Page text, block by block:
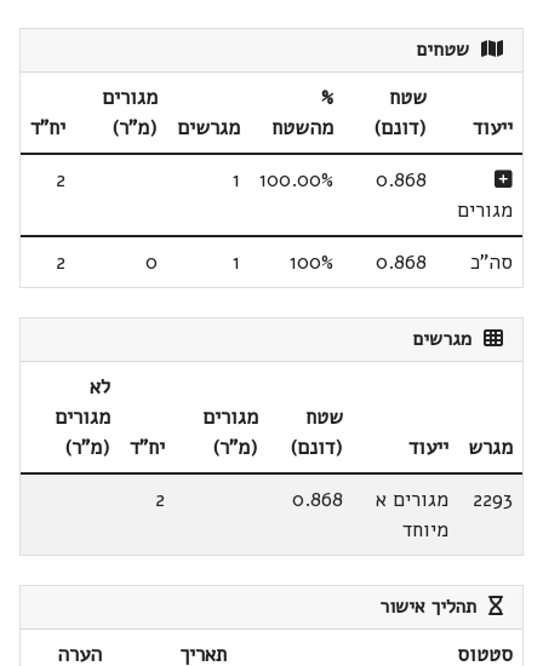
שטחים
ייעוד
שטח
(דונם)
%
מהשטח
מגרשים
מגורים
(מ"ר)
יח"ד
מגורים
0.868
100.00%
1
2
סה"כ 0.868
100%
1
0
2
מגרשים
מגרש ייעוד
שטח
(דונם)
מגורים
(מ"ר)
יח"ד
לא
מגורים
(מ"ר)
2293
מגורים א
מיוחד
0.868
2
תהליך אישור
סטטוס תאריך
הערה